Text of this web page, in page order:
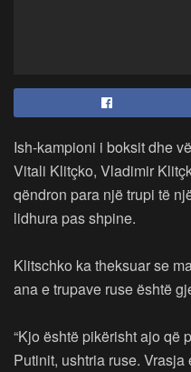
Ish-kampioni i boksit dhe
Vitali Klitçko, Vladimir
qëndron para një trupi të
lidhura pas shpine.
Klitschko ka theksuar se
ana e trupave ruse është
“Kjo është pikërisht ajo që
Putinit, ushtria ruse.